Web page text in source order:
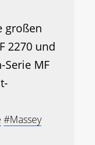
großen
2270 und
Serie MF
#Massey